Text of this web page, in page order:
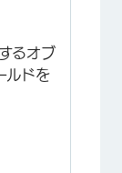
るオブ
ルドを